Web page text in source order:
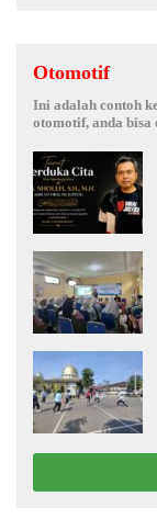
Otomotif
Ini adalah contoh
otomotif, anda bisa